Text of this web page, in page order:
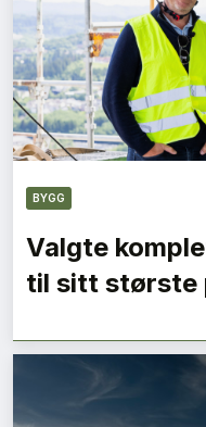
BYGG
Valgte
til sitt største